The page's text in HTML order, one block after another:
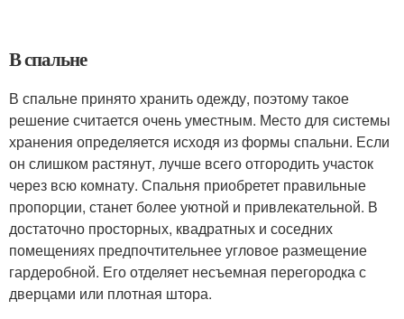
В спальне
В спальне принято хранить одежду, поэтому такое
решение считается очень уместным. Место для системы
хранения определяется исходя из формы спальни. Если
он слишком растянут, лучше всего отгородить участок
через всю комнату. Спальня приобретет правильные
пропорции, станет более уютной и привлекательной. В
достаточно просторных, квадратных и соседних
помещениях предпочтительнее угловое размещение
гардеробной. Его отделяет несъемная перегородка с
дверцами или плотная штора.